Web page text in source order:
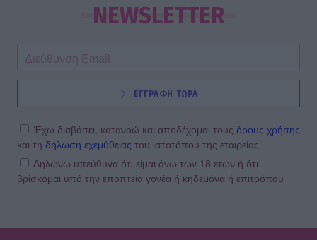
και της κλέβει τη ζωή! Η αδίστακτη
προδοσία της κολλητής της
EXODOS
Φωτοπούλου- Ρουμελιώτη-
Άνεσις
SHOWBIZ
Τέχνης της
NEWSLETTER
ΕΓΓΡΑΦΗ ΤΩΡΑ
Έχω διαβάσει, κατανοώ και αποδέχομαι τους όρους χρήσης
και τη δήλωση εχεμύθειας του ιστοτόπου της εταιρείας
Δηλώνω υπεύθυνα ότι είμαι άνω των 18 ετών ή ότι
βρίσκομαι υπό την εποπτεία γονέα ή κηδεμόνα ή επιτρόπου